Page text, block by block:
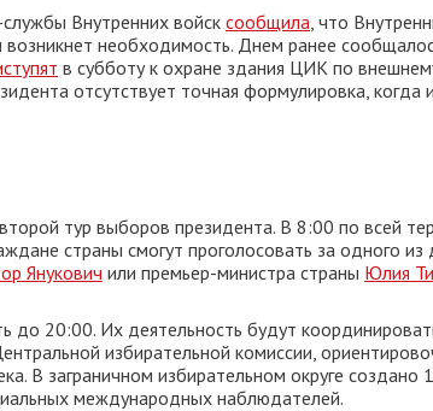
Внутренних войск сообщила, что
необходимость. Днем ранее
в субботу к охране здания ЦИК по
отсутствует точная формулировка,
тур выборов президента. В 8:00 по всей
страны смогут проголосовать за одного
Янукович или премьер-министра страны Юлия
до 20:00. Их деятельность будут
избирательной комиссии,
В заграничном избирательном округе создано
международных наблюдателей.